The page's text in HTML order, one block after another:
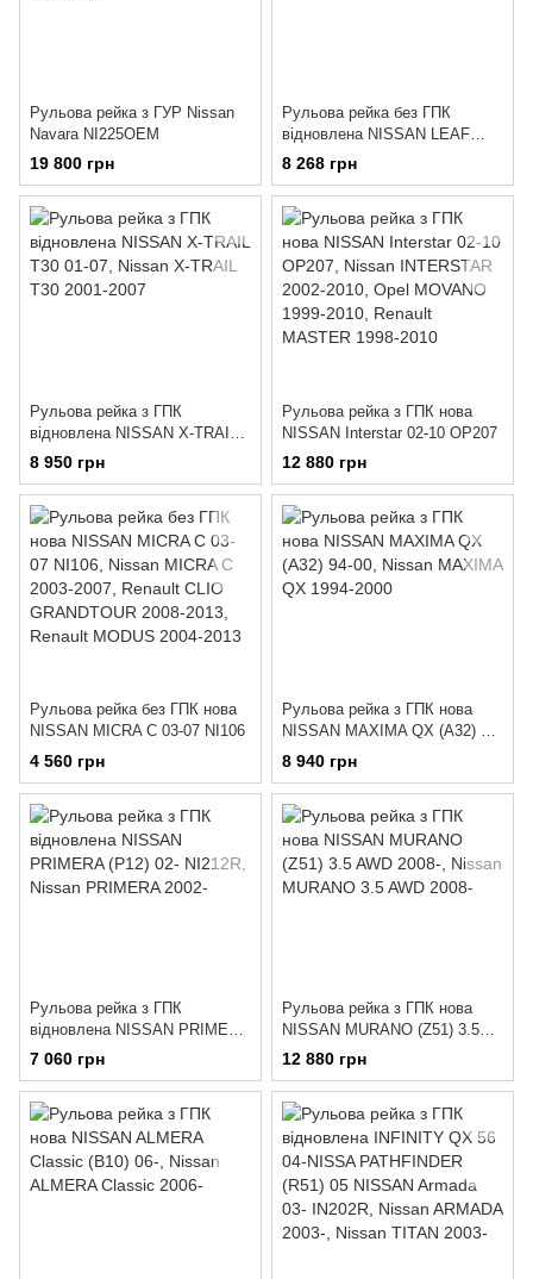
Рульова рейка з ГУР Nissan
Navara NI225OEM
19 800 грн
Рульова рейка без ГПК
відновлена NISSAN LEAF
2018-
8 268 грн
Рульова рейка з ГПК
відновлена NISSAN X-TRAIL
T30 01-07
8 950 грн
Рульова рейка з ГПК нова
NISSAN Interstar 02-10 OP207
12 880 грн
Рульова рейка без ГПК нова
NISSAN MICRA C 03-07 NI106
4 560 грн
Рульова рейка з ГПК нова
NISSAN MAXIMA QX (A32) 94-
00
8 940 грн
Рульова рейка з ГПК
відновлена NISSAN PRIMERA
(P12) 02- NI212R
7 060 грн
Рульова рейка з ГПК нова
NISSAN MURANO (Z51) 3.5
AWD 2008-
12 880 грн